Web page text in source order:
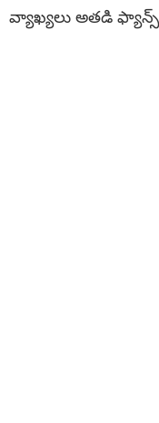
వ్యాఖ్యలు అతడి